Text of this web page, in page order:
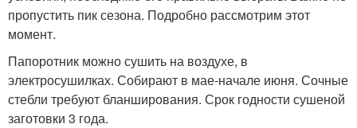
пропустить пик сезона. Подробно рассмотрим этот
момент.
Папоротник можно сушить на воздухе, в
электросушилках. Собирают в мае-начале июня. Сочные
стебли требуют бланширования. Срок годности сушеной
заготовки 3 года.